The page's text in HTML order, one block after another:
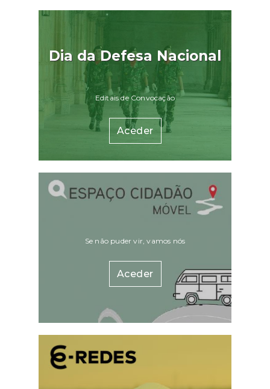
Dia da Defesa Nacional
Editais de Convocação
Aceder
Se não puder vir, vamos nós
Aceder